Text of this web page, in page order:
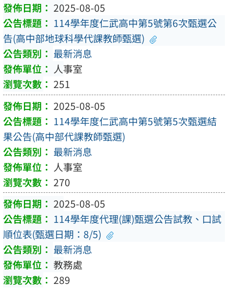
2025-08-05
114學年度仁武高中第5號第6次甄選公
告(高中部地球科學代課教師甄選)
最新消息
人事室
251
2025-08-05
114學年度仁武高中第5號第5次甄選結
果公告(高中部代課教師甄選)
最新消息
人事室
270
2025-08-05
114學年度代理(課)甄選公告試教、口試
順位表(甄選日期：8/5)
最新消息
教務處
289